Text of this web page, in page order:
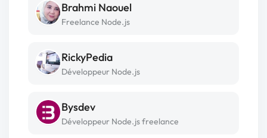
Brahmi Naouel
Freelance Node.js
RickyPedia
Développeur Node.js
Bysdev
Développeur Node.js freelance